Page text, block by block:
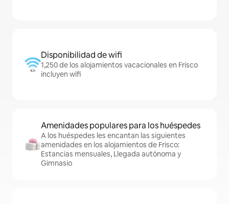
Disponibilidad de wifi
1,250 de los alojamientos vacacionales en Frisco
incluyen wifi
Amenidades populares para los huéspedes
A los huéspedes les encantan las siguientes
amenidades en los alojamientos de Frisco:
Estancias mensuales, Llegada autónoma y
Gimnasio